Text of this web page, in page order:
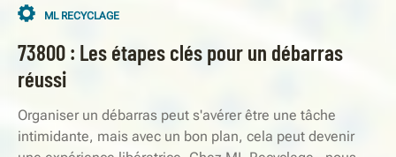
ML RECYCLAGE
73800 : Les étapes clés pour un débarras
réussi
Organiser un débarras peut s'avérer être une tâche
intimidante, mais avec un bon plan, cela peut devenir